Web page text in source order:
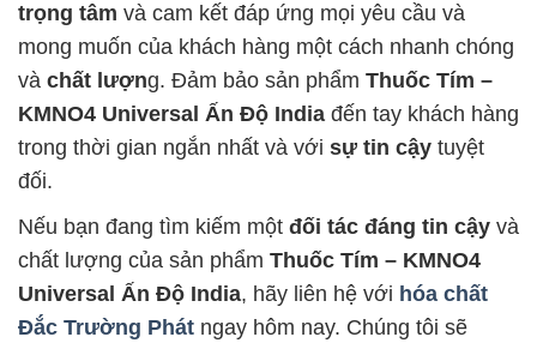
trọng tâm và cam kết đáp ứng mọi yêu cầu và
mong muốn của khách hàng một cách nhanh chóng
và chất lượng. Đảm bảo sản phẩm Thuốc Tím –
KMNO4 Universal Ấn Độ India đến tay khách hàng
trong thời gian ngắn nhất và với sự tin cậy tuyệt
đối.
Nếu bạn đang tìm kiếm một đối tác đáng tin cậy và
chất lượng của sản phẩm Thuốc Tím – KMNO4
Universal Ấn Độ India, hãy liên hệ với hóa chất
Đắc Trường Phát ngay hôm nay. Chúng tôi sẽ